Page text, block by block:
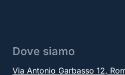
Dove siamo
Via Antonio Garbasso 12,